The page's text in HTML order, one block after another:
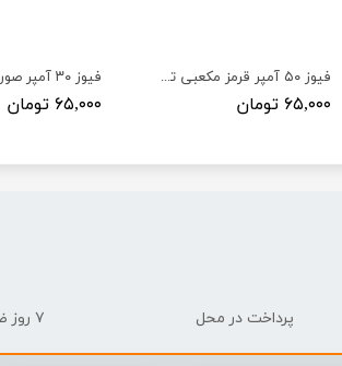
۶۵,۰۰۰ تومان
فیوز ۵۰ آمپر قرمز مکعبی تیبا ، ساینا ، کوئیک لایت استار
۶۵,۰۰۰ تومان
پرداخت در محل ۷ روز ضمانت بازگشت